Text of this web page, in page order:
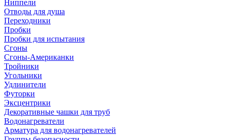
Ниппели
Отводы для душа
Переходники
Пробки
Пробки для испытания
Сгоны
Сгоны-Американки
Тройники
Угольники
Удлинители
Футорки
Эксцентрики
Декоративные чашки для труб
Водонагреватели
Арматура для водонагревателей